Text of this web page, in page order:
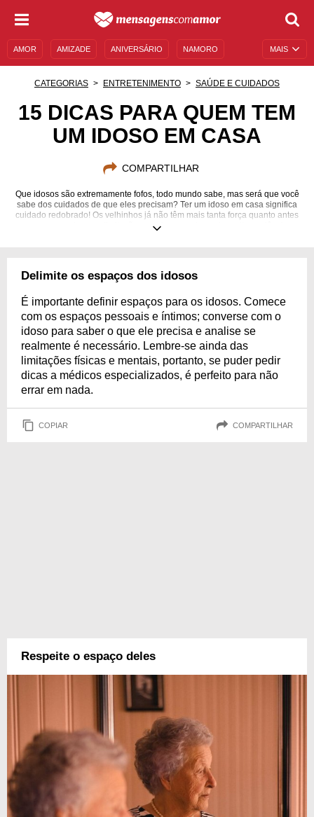
MAIS
AMOR AMIZADE ANIVERSÁRIO NAMORO
MENSAGENS E FRASES MENSAGENS DE ANIVERSÁRIO
CATEGORIAS ENTRETENIMENTO SAÚDE E CUIDADOS
15 DICAS PARA QUEM TEM
UM IDOSO EM CASA
COMPARTILHAR
Que idosos são extremamente fofos, todo mundo sabe, mas será que você
sabe dos cuidados de que eles precisam? Ter um idoso em casa significa
cuidado redobrado! Os velhinhos já não têm mais tanta força quanto antes
e possuem algumas limitações, por isso precisam de muita paciência.
também já ajudou muitas pessoas. Confira 15 dicas para quem tem um
Delimite os espaços dos idosos
É importante definir espaços para os idosos. Comece
com os espaços pessoais e íntimos; converse com o
idoso para saber o que ele precisa e analise se
realmente é necessário. Lembre-se ainda das
limitações físicas e mentais, portanto, se puder pedir
dicas a médicos especializados, é perfeito para não
errar em nada.
COPIAR COMPARTILHAR
Respeite o espaço deles